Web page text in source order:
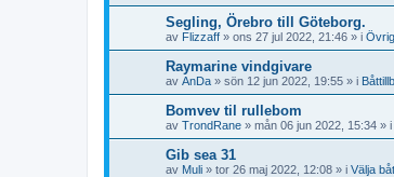
Segling, Örebro till Göteborg.
av Flizzaff » ons 27 jul 2022, 21:46 » i
Raymarine vindgivare
av AnDa » sön 12 jun 2022, 19:55 » i
Bomvev til rullebom
av TrondRane » mån 06 jun 2022, 15:34 » i
Gib sea 31
av Muli » tor 26 maj 2022, 12:08 » i Välja